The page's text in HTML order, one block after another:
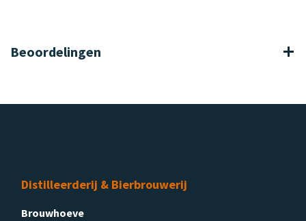
Beoordelingen
Distilleerderij & Bierbrouwerij
Brouwhoeve